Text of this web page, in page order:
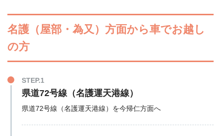
名護（屋部・為又）方面から車でお越し
の方
STEP.1
県道72号線（名護運天港線）
県道72号線（名護運天港線）を今帰仁方面へ